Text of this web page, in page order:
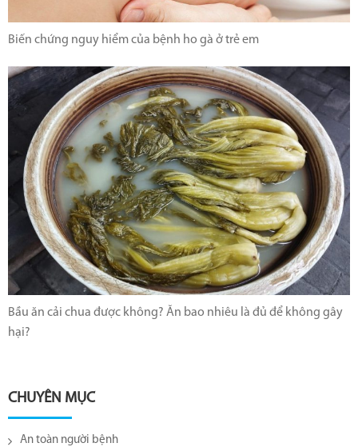
Biến chứng nguy hiểm của bệnh ho gà ở trẻ em
Bầu ăn cải chua được không? Ăn bao nhiêu là đủ để không gây
hại?
CHUYÊN MỤC
An toàn người bệnh